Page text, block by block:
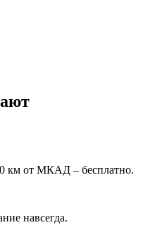
км от МКАД – бесплатно.
навсегда.